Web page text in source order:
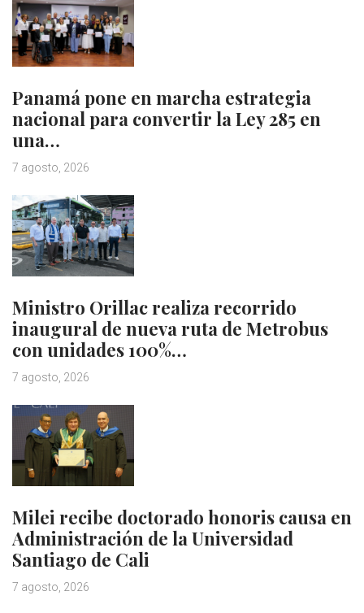
Panamá pone en marcha estrategia
nacional para convertir la Ley 285 en
una…
7 agosto, 2026
Ministro Orillac realiza recorrido
inaugural de nueva ruta de Metrobus
con unidades 100%…
7 agosto, 2026
Milei recibe doctorado honoris causa en
Administración de la Universidad
Santiago de Cali
7 agosto, 2026